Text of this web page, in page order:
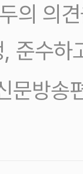
의 의
준수하
문방송